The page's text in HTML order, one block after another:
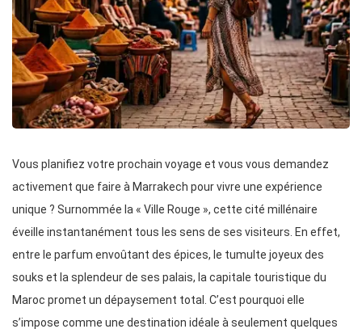
Vous planifiez votre prochain voyage et vous vous demandez
activement que faire à Marrakech pour vivre une expérience
unique ? Surnommée la « Ville Rouge », cette cité millénaire
éveille instantanément tous les sens de ses visiteurs. En effet,
entre le parfum envoûtant des épices, le tumulte joyeux des
souks et la splendeur de ses palais, la capitale touristique du
Maroc promet un dépaysement total. C’est pourquoi elle
s’impose comme une destination idéale à seulement quelques